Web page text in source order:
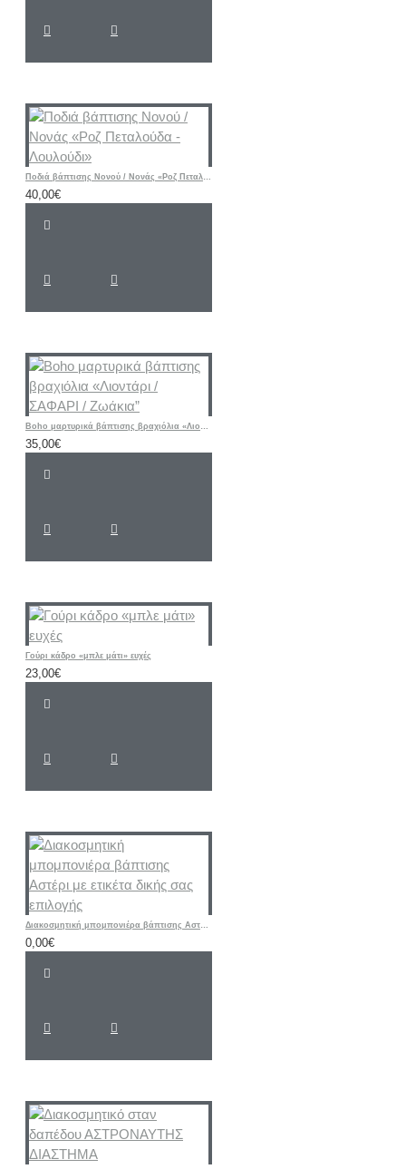
Ποδιά βάπτισης Νονού / Νονάς «Ροζ Πεταλούδα - Λουλούδι»
40,00€
Boho μαρτυρικά βάπτισης βραχιόλια «Λιοντάρι / ΣΑΦΑΡΙ / Ζωάκια”
35,00€
Γούρι κάδρο «μπλε μάτι» ευχές
23,00€
Διακοσμητική μπομπονιέρα βάπτισης Αστέρι με ετικέτα δικής σας επιλογής
0,00€